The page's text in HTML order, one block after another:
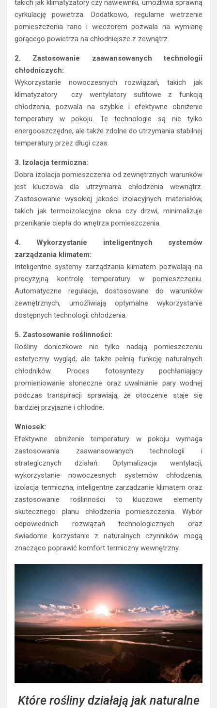
takich jak klimatyzatory czy nawiewniki, umożliwia sprawną
cyrkulację powietrza. Dodatkowo, regularne wietrzenie
pomieszczenia rano i wieczorem pozwala na wymianę
gorącego powietrza na chłodniejsze z zewnątrz.
2. Zastosowanie zaawansowanych technologii
chłodniczych:
Wykorzystanie nowoczesnych rozwiązań, takich jak
klimatyzatory czy wentylatory sufitowe z funkcją
chłodzenia, pozwala na szybkie i efektywne obniżenie
temperatury w pokoju. Te technologie są nie tylko
energooszczędne, ale także zdolne do utrzymania stabilnej
temperatury przez długi czas.
3. Izolacja termiczna:
Dobra izolacja pomieszczenia od zewnętrznych warunków
jest kluczowa dla utrzymania chłodzenia wewnątrz.
Zastosowanie wysokiej jakości izolacyjnych materiałów,
takich jak termoizolacyjne okna czy drzwi, minimalizuje
przenikanie ciepła do wnętrza pomieszczenia.
4. Wykorzystanie inteligentnych systemów
zarządzania klimatem:
Inteligentne systemy zarządzania klimatem pozwalają na
precyzyjną kontrolę temperatury w pomieszczeniu.
Automatyczne regulacje, dostosowane do warunków
zewnętrznych, umożliwiają optymalne wykorzystanie
dostępnych technologii chłodzenia.
5. Zastosowanie roślinności:
Rośliny doniczkowe nie tylko nadają pomieszczeniu
estetyczny wygląd, ale także pełnią funkcję naturalnych
chłodników. Proces fotosyntezy pochłaniający
promieniowanie słoneczne oraz uwalnianie pary wodnej
podczas transpiracji sprawiają, że otoczenie staje się
bardziej przyjazne i chłodne.
Wniosek:
Efektywne obniżenie temperatury w pokoju wymaga
zastosowania zaawansowanych technologii i
strategicznych działań. Optymalizacja wentylacji,
wykorzystanie nowoczesnych systemów chłodzenia,
izolacja termiczna, inteligentne zarządzanie klimatem oraz
zastosowanie roślinności to kluczowe elementy
skutecznego planu chłodzenia pomieszczenia. Wybór
odpowiednich rozwiązań technologicznych oraz
świadome korzystanie z naturalnych czynników mogą
znacząco poprawić komfort termiczny wewnętrzny.
Które rośliny działają jak naturalne